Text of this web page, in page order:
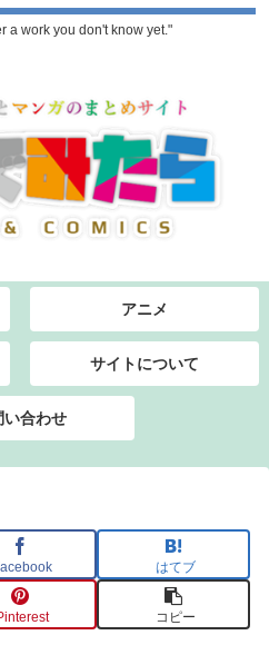
a work you don't know yet."
アニメ
サイトについて
い合わせ
はてブ
コピー